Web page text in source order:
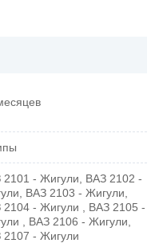
2101 - Жигули, ВАЗ 2102 -
ВАЗ 2103 - Жигули,
2104 - Жигули , ВАЗ 2105 -
, ВАЗ 2106 - Жигули,
2107 - Жигули